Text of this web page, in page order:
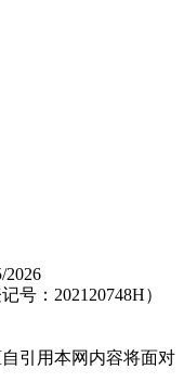
2026
号：202120748H）
引用本网内容将面对